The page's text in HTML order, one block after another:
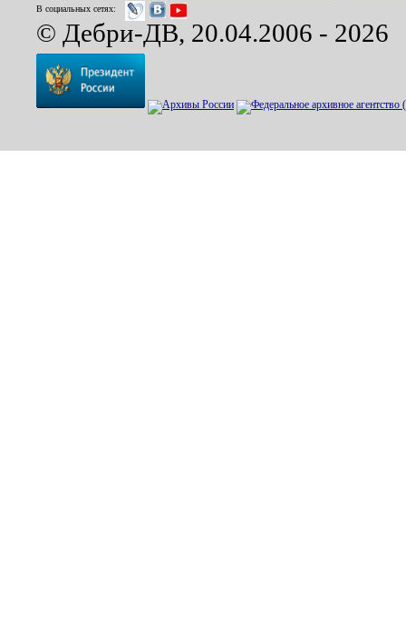
В социальных сетях:
© Дебри-ДВ, 20.04.2006 - 2026